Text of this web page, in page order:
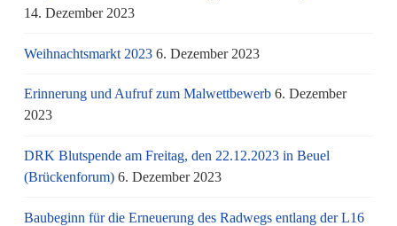
14. Dezember 2023
Weihnachtsmarkt 2023 6. Dezember 2023
Erinnerung und Aufruf zum Malwettbewerb 6. Dezember
2023
DRK Blutspende am Freitag, den 22.12.2023 in Beuel
(Brückenforum) 6. Dezember 2023
Baubeginn für die Erneuerung des Radwegs entlang der L16